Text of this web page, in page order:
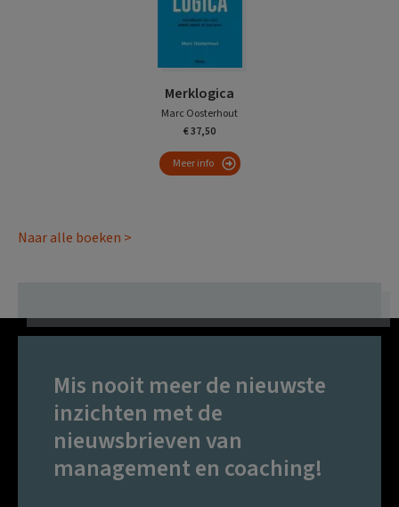
Merklogica
Marc Oosterhout
€ 37,50
Meer info
Naar alle boeken >
Mis nooit meer de nieuwste
inzichten met de
nieuwsbrieven van
management en coaching!